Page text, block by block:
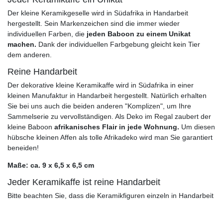
Der kleine Keramikgeselle wird in Südafrika in Handarbeit
hergestellt. Sein Markenzeichen sind die immer wieder
individuellen Farben, die jeden Baboon zu einem Unikat
machen. Dank der individuellen Farbgebung gleicht kein Tier
dem anderen.
Reine Handarbeit
Der dekorative kleine Keramikaffe wird in Südafrika in einer
kleinen Manufaktur in Handarbeit hergestellt. Natürlich erhalten
Sie bei uns auch die beiden anderen "Komplizen", um Ihre
Sammelserie zu vervollständigen. Als Deko im Regal zaubert der
kleine Baboon afrikanisches Flair in jede Wohnung. Um diesen
hübsche kleinen Affen als tolle Afrikadeko wird man Sie garantiert
beneiden!
Maße: ca. 9 x 6,5 x 6,5 cm
Jeder Keramikaffe ist reine Handarbeit
Bitte beachten Sie, dass die Keramikfiguren einzeln in Handarbeit